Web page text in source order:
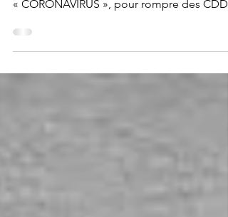
De nombreux employeurs ont profité de la
crise sanitaire du « COVID-19 », aussi
« CORONAVIRUS », pour rompre des CDD